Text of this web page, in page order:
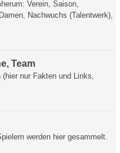
Verein, Saison,
Nachwuchs (Talentwerk),
Team
nur Fakten und Links,
werden hier gesammelt.